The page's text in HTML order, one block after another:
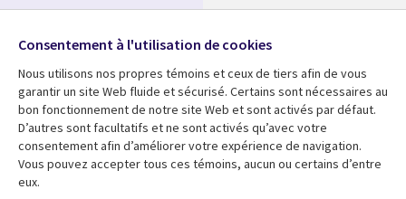
Fusions
Salle de presse
Ressources
Articles
Support
Suivez-nous
Social
Media
Global
FR
Consentement à l'utilisation de cookies
Nous utilisons nos propres témoins et ceux de tiers afin de vous
garantir un site Web fluide et sécurisé. Certains sont nécessaires au
bon fonctionnement de notre site Web et sont activés par défaut.
D’autres sont facultatifs et ne sont activés qu’avec votre
consentement afin d’améliorer votre expérience de navigation.
Vous pouvez accepter tous ces témoins, aucun ou certains d’entre
eux.